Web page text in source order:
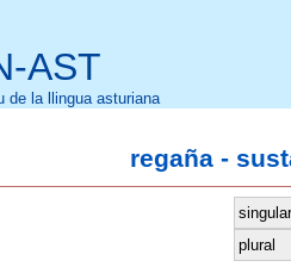
AST
de la llingua asturiana
regaña -
singular
plural